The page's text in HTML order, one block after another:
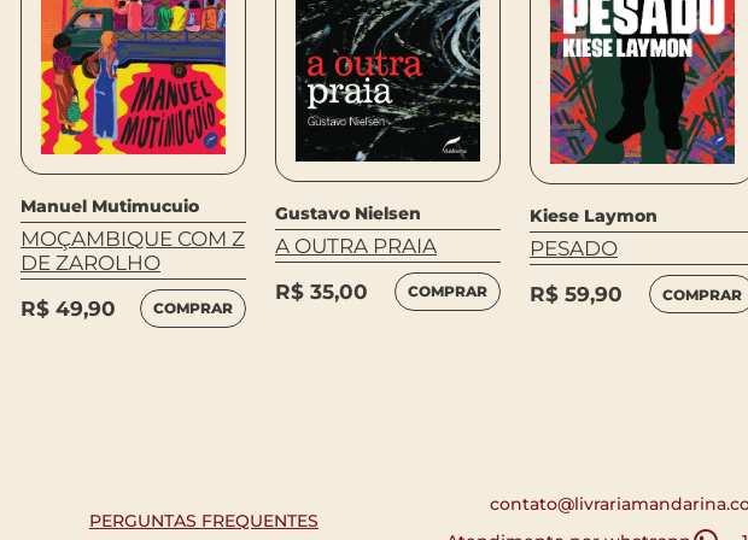
Manuel Mutimucuio
MOÇAMBIQUE COM Z
DE ZAROLHO
R$ 49,90 COMPRAR
Gustavo Nielsen
A OUTRA PRAIA
R$ 35,00 COMPRAR
Kiese Laymon
PESADO
R$ 59,90 COMPRAR
PERGUNTAS FREQUENTES